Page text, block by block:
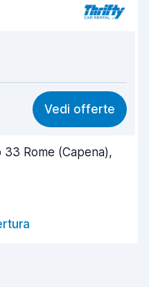
8,8
8,1
8,2
8,3
Vedi offerte
33 Rome (Capena),